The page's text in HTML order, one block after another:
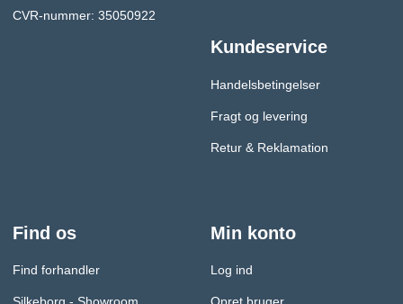
CVR-nummer: 35050922
Kundeservice
Handelsbetingelser
Fragt og levering
Retur & Reklamation
Find os
Find forhandler
Min konto
Log ind